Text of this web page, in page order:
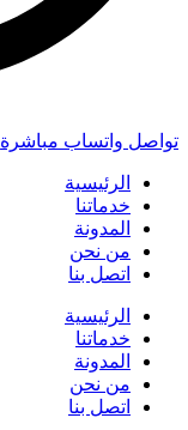
تواصل واتساب مباشرة
الرئيسية
خدماتنا
المدونة
من نحن
اتصل بنا
الرئيسية
خدماتنا
المدونة
من نحن
اتصل بنا